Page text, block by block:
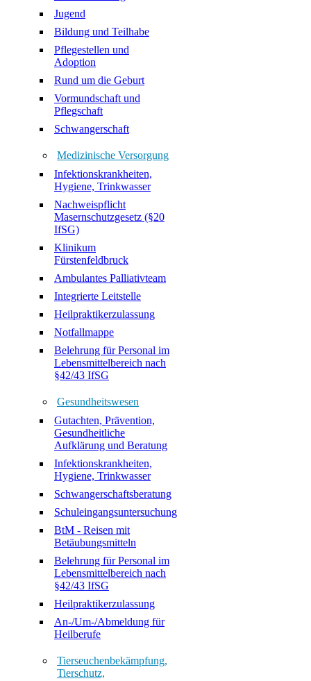
Jugend
Bildung und Teilhabe
Pflegestellen und
Adoption
Rund um die Geburt
Vormundschaft und
Pflegschaft
Schwangerschaft
Medizinische Versorgung
Infektionskrankheiten,
Hygiene, Trinkwasser
Nachweispflicht
Masernschutzgesetz (§20
IfSG)
Klinikum
Fürstenfeldbruck
Ambulantes Palliativteam
Integrierte Leitstelle
Heilpraktikerzulassung
Notfallmappe
Belehrung für Personal im
Lebensmittelbereich nach
§42/43 IfSG
Gesundheitswesen
Gutachten, Prävention,
Gesundheitliche
Aufklärung und Beratung
Infektionskrankheiten,
Hygiene, Trinkwasser
Schwangerschaftsberatung
Schuleingangsuntersuchung
BtM - Reisen mit
Betäubungsmitteln
Belehrung für Personal im
Lebensmittelbereich nach
§42/43 IfSG
Heilpraktikerzulassung
An-/Um-/Abmeldung für
Heilberufe
Tierseuchenbekämpfung,
Tierschutz,